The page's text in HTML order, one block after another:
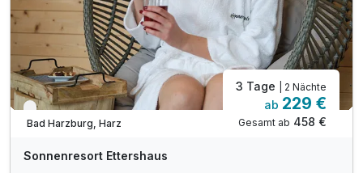
inkl. Sonnenterrasse mit Blick auf die Burgberg
Nur noch bis Oktober
Bad Harzburg, Harz
3 Tage | 2 Nächte
ab 229 €
Gesamt ab 458 €
Sonnenresort Ettershaus